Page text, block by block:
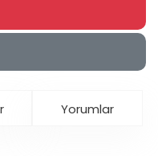
Yorumlar